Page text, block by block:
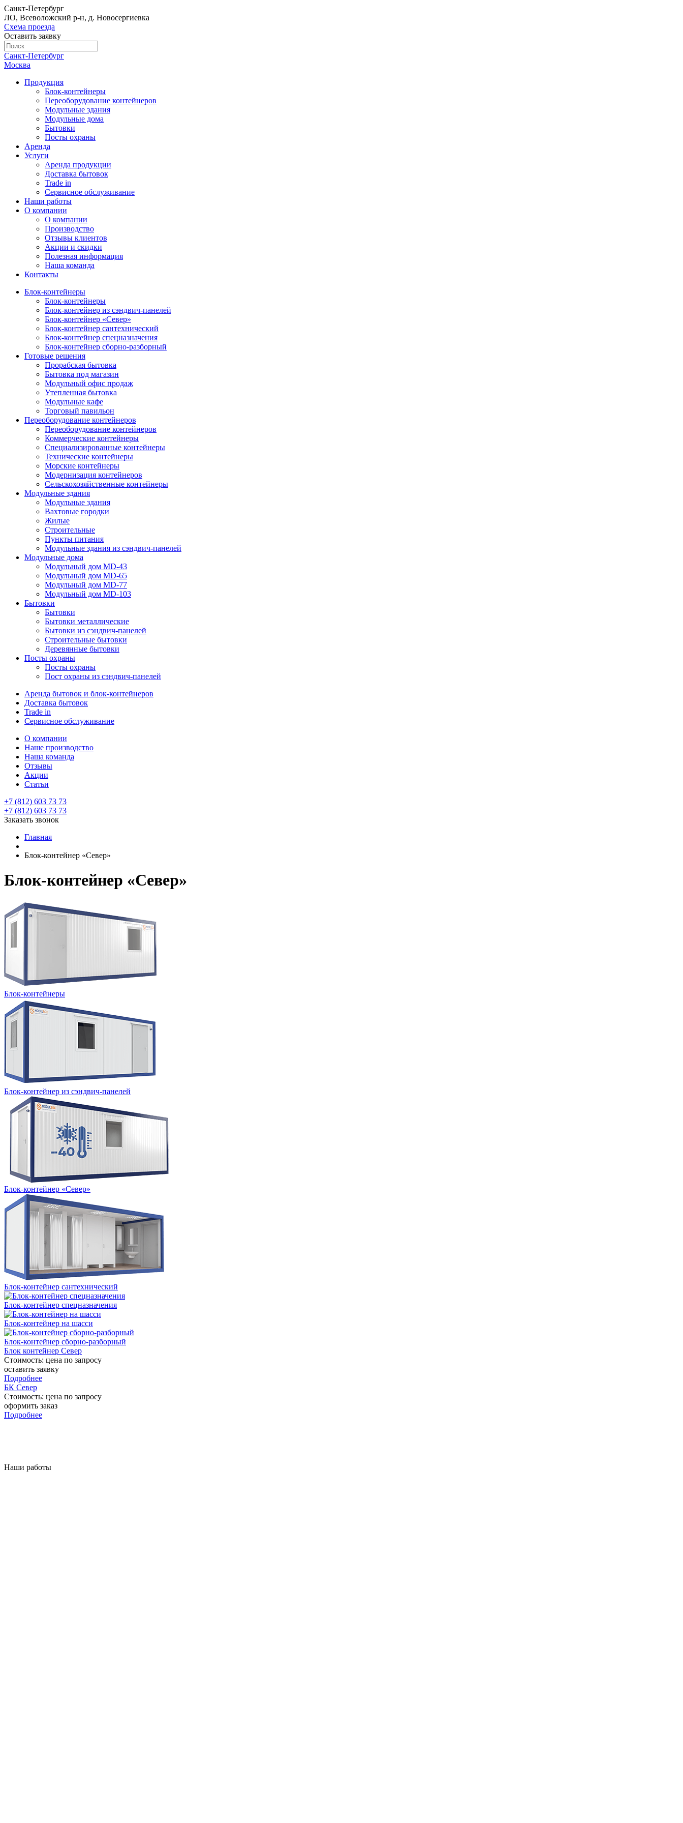
Санкт-Петербург
ЛО, Всеволожский р-н, д. Новосергиевка
Схема проезда
Оставить заявку
Санкт-Петербург
Москва
Продукция
Блок-контейнеры
Переоборудование контейнеров
Модульные здания
Модульные дома
Бытовки
Посты охраны
Аренда
Услуги
Аренда продукции
Доставка бытовок
Trade in
Сервисное обслуживание
Наши работы
О компании
О компании
Производство
Отзывы клиентов
Акции и скидки
Полезная информация
Наша команда
Контакты
Блок-контейнеры
Блок-контейнеры
Блок-контейнер из сэндвич-панелей
Блок-контейнер «Север»
Блок-контейнер сантехнический
Блок-контейнер спецназначения
Блок-контейнер сборно-разборный
Готовые решения
Прорабская бытовка
Бытовка под магазин
Модульный офис продаж
Утепленная бытовка
Модульные кафе
Торговый павильон
Переоборудование контейнеров
Переоборудование контейнеров
Коммерческие контейнеры
Специализированные контейнеры
Технические контейнеры
Морские контейнеры
Модернизация контейнеров
Сельскохозяйственные контейнеры
Модульные здания
Модульные здания
Вахтовые городки
Жилые
Строительные
Пункты питания
Модульные здания из сэндвич-панелей
Модульные дома
Модульный дом MD-43
Модульный дом MD-65
Модульный дом MD-77
Модульный дом MD-103
Бытовки
Бытовки
Бытовки металлические
Бытовки из сэндвич-панелей
Строительные бытовки
Деревянные бытовки
Посты охраны
Посты охраны
Пост охраны из сэндвич-панелей
Аренда бытовок и блок-контейнеров
Доставка бытовок
Trade in
Сервисное обслуживание
О компании
Наше производство
Наша команда
Отзывы
Акции
Статьи
+7 (812) 603 73 73
+7 (812) 603 73 73
Заказать звонок
Главная
Блок-контейнер «Север»
Блок-контейнер «Север»
Блок-контейнеры
Блок-контейнер из сэндвич-панелей
Блок-контейнер «Север»
Блок-контейнер сантехнический
Блок-контейнер спецназначения
Блок-контейнер на шасси
Блок-контейнер сборно-разборный
Блок контейнер Север
Стоимость: цена по запросу
оставить заявку
Подробнее
БК Север
Стоимость: цена по запросу
оформить заказ
Подробнее
Наши работы